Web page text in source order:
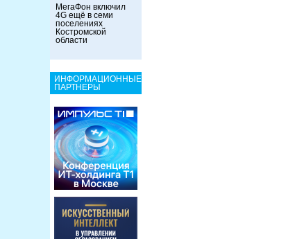
МегаФон включил
4G ещё в семи
поселениях
Костромской
области
ИНФОРМАЦИОННЫЕ
ПАРТНЕРЫ